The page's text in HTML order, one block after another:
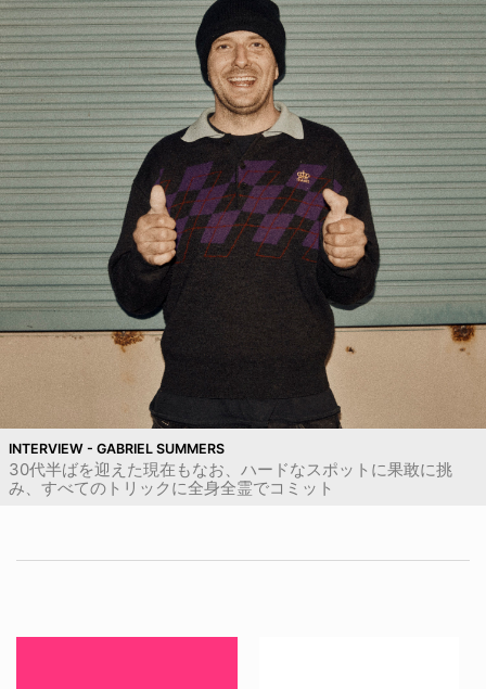
INTERVIEW - GABRIEL SUMMERS
30代半ばを迎えた現在もなお、ハードなスポットに果敢に挑
み、すべてのトリックに全身全霊でコミット